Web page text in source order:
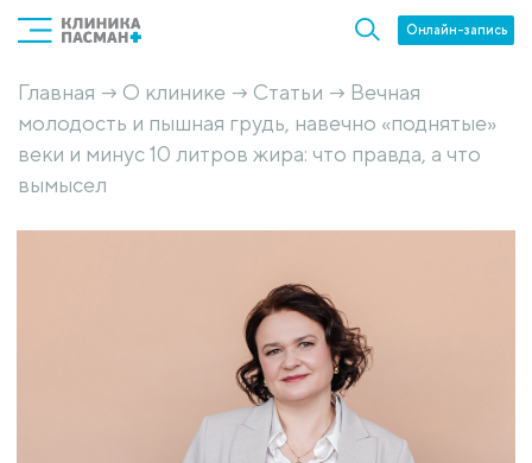
Онлайн-запись
Главная → О клинике → Статьи → Вечная
молодость и пышная грудь, навечно «поднятые»
веки и минус 10 литров жира: что правда, а что
вымысел